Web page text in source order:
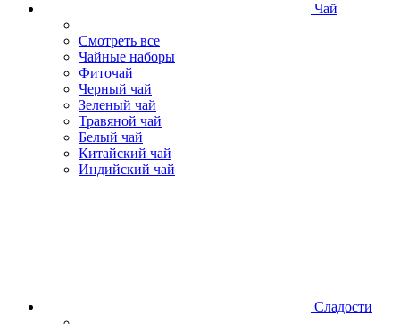
Чай
Смотреть все
Чайные наборы
Фиточай
Черный чай
Зеленый чай
Травяной чай
Белый чай
Китайский чай
Индийский чай
Сладости